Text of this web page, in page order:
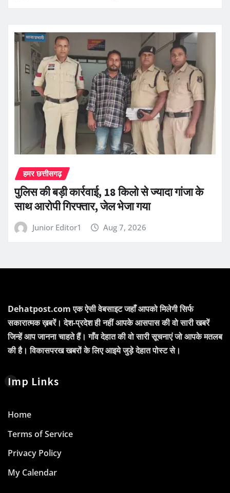
हमर छत्तीसगढ़
पुलिस की बड़ी कार्रवाई, 18 किलो से ज्यादा गांजा के
साथ आरोपी गिरफ्तार, जेल भेजा गया
Junior Editor1 Aug 7, 2026
Dehatpost.com एक ऐसी वेबसाइट जहाँ आपको मिलेगी सिर्फ
सकारात्मक ख़बरें। देश-प्रदेश ही नहीं आपके आसपास की वो सारी खबरें
जिन्हें आप जानना चाहते हैं। गाँव देहात की वो सारी सूचनाएं जो आपके मतलब
की है। विकासपरख खबरों के लिए आइये जुड़े देहात पोस्ट से।
Imp Links
Home
Terms of Service
Privacy Policy
My Calendar